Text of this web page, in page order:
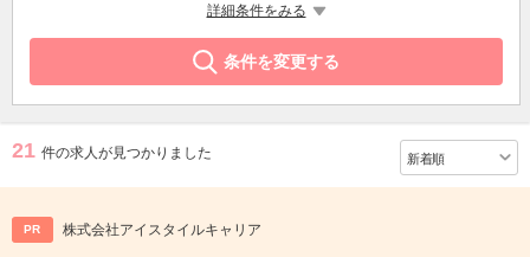
詳細条件をみる
条件を変更する
21 件の求人が見つかりました
PR 株式会社アイスタイルキャリア